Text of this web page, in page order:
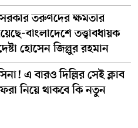
সরকার তরুণদের ক্ষমতার
বাংলাদেশে তত্ত্বাবধায়ক
হোসেন জিল্লুর রহমান
এ বারও দিল্লির সেই ক্লাব
নিয়ে থাকবে কি নতুন